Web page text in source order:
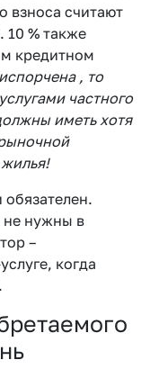
взноса считают
% также
кредитном
, то
частного
иметь хотя
не нужны в
–
когда